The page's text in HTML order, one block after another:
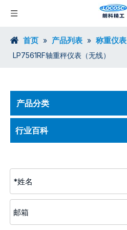
首页 » 产品列表 » 称重仪表
LP7561RF轴重秤仪表（无线）
产品分类
行业百科